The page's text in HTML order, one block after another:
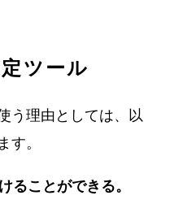
ツール
う理由としては、以
す。
ることができる。